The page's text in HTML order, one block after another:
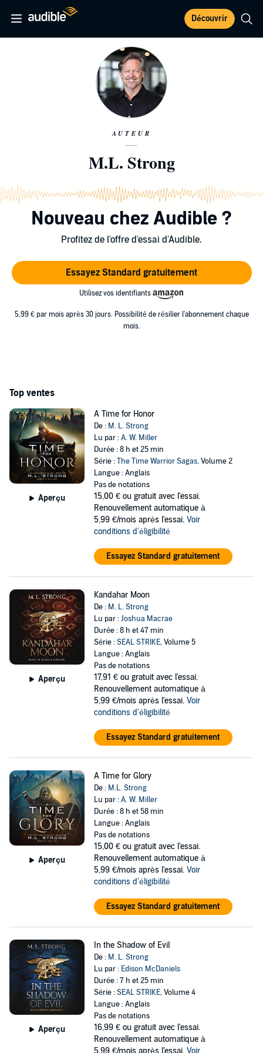
Découvrir
AUTEUR
M.L. Strong
Nouveau chez Audible ?
Profitez de l'offre d'essai d'Audible.
Essayez Standard gratuitement
Utilisez vos identifiants
5,99 € par mois après 30 jours. Possibilité de résilier l'abonnement chaque
mois.
Top ventes
Aperçu
A Time for Honor
De : M. L. Strong
Lu par :A. W. Miller
Durée : 8 h et 25 min
Série :The Time Warrior Sagas, Volume 2
Langue : Anglais
Pas de notations
15,00 € ou gratuit avec l'essai.
Renouvellement automatique à
5,99 €/mois après l'essai. Voir
conditions d'éligibilité
Essayez Standard gratuitement
Aperçu
Kandahar Moon
De : M. L. Strong
Lu par :Joshua Macrae
Durée : 8 h et 47 min
Série :SEAL STRIKE, Volume 5
Langue : Anglais
Pas de notations
17,91 € ou gratuit avec l'essai.
Renouvellement automatique à
5,99 €/mois après l'essai. Voir
conditions d'éligibilité
Essayez Standard gratuitement
Aperçu
A Time for Glory
De : M.L. Strong
Lu par :A. W. Miller
Durée : 8 h et 58 min
Langue : Anglais
Pas de notations
15,00 € ou gratuit avec l'essai.
Renouvellement automatique à
5,99 €/mois après l'essai. Voir
conditions d'éligibilité
Essayez Standard gratuitement
Aperçu
In the Shadow of Evil
De : M. L. Strong
Lu par : Edison McDaniels
Durée : 7 h et 25 min
Série :SEAL STRIKE, Volume 4
Langue : Anglais
Pas de notations
16,99 € ou gratuit avec l'essai.
Renouvellement automatique à
5,99 €/mois après l'essai. Voir